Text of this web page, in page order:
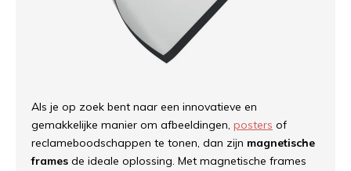
Als je op zoek bent naar een innovatieve en
gemakkelijke manier om afbeeldingen, posters of
reclameboodschappen te tonen, dan zijn magnetische
frames de ideale oplossing. Met magnetische frames